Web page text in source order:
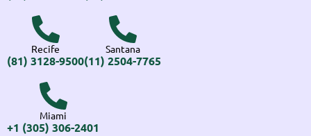
Recife
(81) 3128-9500
Santana
(11) 2504-7765
Miami
+1 (305) 306-2401